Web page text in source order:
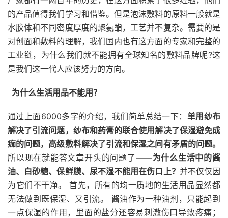
的产品值得我们学习和借鉴。但是泡沫敷料的原料一般就是
水胶体和不同密度厚度的聚氨酯，工艺并不复杂。需要的是
对创面和敷料的理解，我们国内也有这方面的专家和完整的
工业链，为什么我们就不能拥有全球知名的敷料品牌呢?这
是我们这一代人应该努力的方向。
为什么生活用品不能用？
通过上面6000多字的介绍，我们简单总结一下： 单用纱布
解决了引流问题，纱布和药膏的联合使用解决了保湿避免成
痂的问题，高级敷料解决了引流和保湿之间有矛盾的问题。
所以现在就能答文章开头的问题了——为什么生活中的酱
油、白砂糖、保鲜膜、尿不湿不能用在伤口上？ 并不仅仅因
为它们不干净。 首先，所有的均一质地的生活用品显然都
无法做到既保湿、又引流。 酱油作为一种油剂，只能起到
一点保湿的作用，里面的盐分还容易刺激伤口导致疼痛；